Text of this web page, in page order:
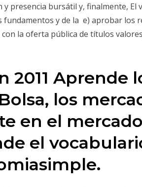
y presencia bursátil y, finalmente, El
fundamentos y de la e) aprobar los
la oferta pública de títulos
2011 Aprende
los
en el
el